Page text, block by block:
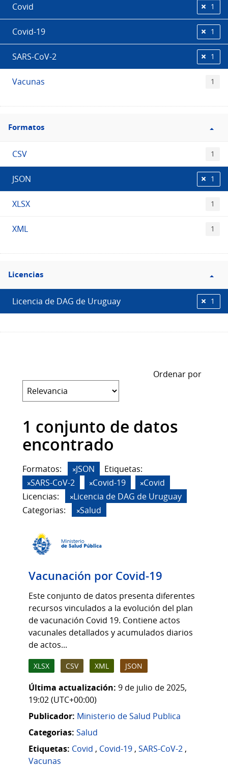
Covid 1
Covid-19 1
SARS-CoV-2 1
Vacunas 1
Filtro
Formatos
Formatos
CSV 1
JSON 1
XLSX 1
XML 1
Filtro
Licencias
Licencias
Licencia de DAG de Uruguay 1
Ordenar por
1 conjunto de datos
encontrado
Formatos: JSON
Etiquetas:
SARS-CoV-2
Covid-19
Covid
Licencias:
Licencia de DAG de Uruguay
Categorias:
Salud
Vacunación por Covid-19
Este conjunto de datos presenta diferentes
recursos vinculados a la evolución del plan
de vacunación Covid 19. Contiene actos
vacunales detallados y acumulados diarios
de actos...
XLSX CSV XML JSON
Última actualización: 9 de julio de 2025,
19:02 (UTC+00:00)
Publicador: Ministerio de Salud Publica
Categorias: Salud
Etiquetas: Covid , Covid-19 , SARS-CoV-2 ,
Vacunas